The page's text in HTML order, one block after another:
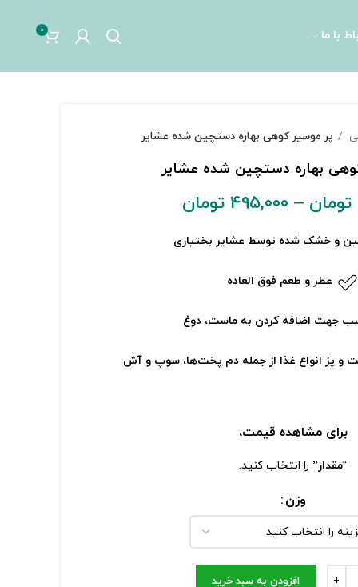
با ما 0
پر موسیر کوهی بهاره دستچین شده عشایر
بهاره دستچین شده عشایر
تومان – ۴۹۵,۰۰۰ تومان
و خشک شده توسط عشایر بختیاری
عطر و طعم فوق العاده
جهت اضافه کردن به ماست، دوغ
پز انواع غذا از جمله دم پخت‌ها‌، سوپ و آش
برای مشاهده قیمت،
“مقدار” را انتخاب کنید.
وزن
افزودن به سبد خرید